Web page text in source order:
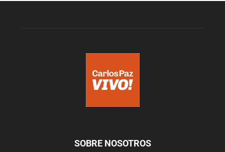
SOBRE NOSOTROS